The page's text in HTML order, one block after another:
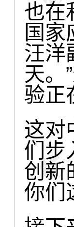
也在
国
汪洋
天。
验正
这对
们步
创新
你们